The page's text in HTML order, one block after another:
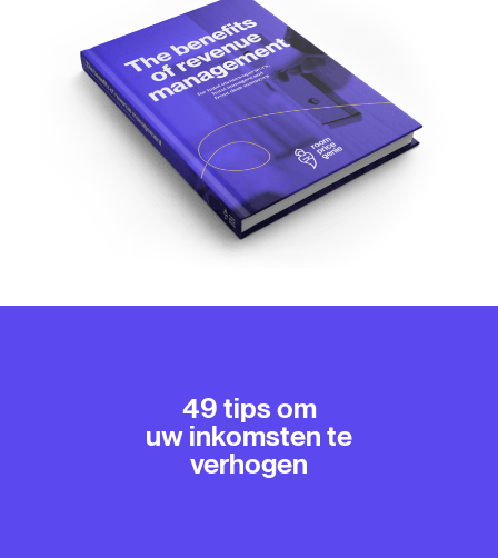
49 tips om
uw inkomsten te
verhogen